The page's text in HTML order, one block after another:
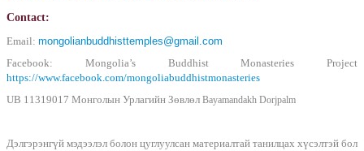
Contact:
Email: mongolianbuddhisttemples@gmail.com
Facebook: Mongolia’s Buddhist Monasteries Project
https://www.facebook.com/mongoliabuddhistmonasteries
UB 11319017 Монголын Урлагийн Зөвлөл Bayamandakh Dorjpalm
Дэлгэрэнгүй мэдээлэл болон цуглуулсан материалтай танилцах хүсэлтэй бол